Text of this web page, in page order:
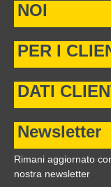
NOI
PER I
DATI
Newsletter
Rimani aggiornato
nostra newsletter